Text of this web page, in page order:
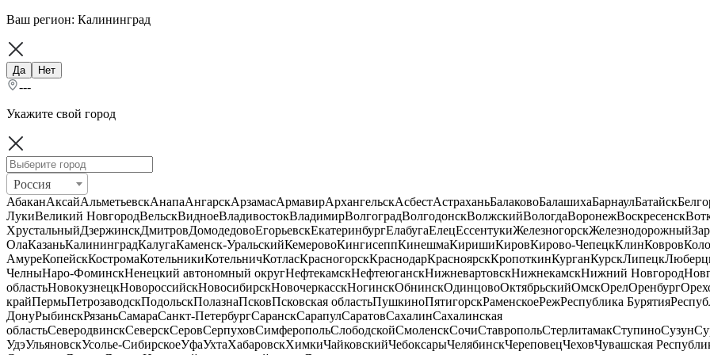
Ваш регион: Калининград
Да Нет
---
Укажите свой город
Россия
АбаканАксайАльметьевскАнапаАнгарскАрзамасАрмавирАрхангельскАсбестАстраханьБалаковоБалашихаБарнаулБатайск
ЛукиВеликий НовгородВельскВидноеВладивостокВладимирВолгоградВолгодонскВолжскийВологдаВоронежВоскресенск
ХрустальныйДзержинскДмитровДомодедовоЕгорьевскЕкатеринбургЕлабугаЕлецЕссентукиЖелезногорскЖелезнодорожный
ОлаКазаньКалининградКалугаКаменск-УральскийКемеровоКингисеппКинешмаКиришиКировКирово-ЧепецкКлинКовров
АмуреКопейскКостромаКотельникиКотельничКотласКрасногорскКраснодарКрасноярскКропоткинКурганКурскЛипецк
ЧелныНаро-ФоминскНенецкий автономный округНефтекамскНефтеюганскНижневартовскНижнекамскНижний Новгород
областьНовокузнецкНовороссийскНовосибирскНовочеркасскНогинскОбнинскОдинцовоОктябрьскийОмскОрелОренбург
крайПермьПетрозаводскПодольскПолазнаПсковПсковская областьПушкиноПятигорскРаменскоеРежРеспублика Бурятия
ДонуРыбинскРязаньСамараСанкт-ПетербургСаранскСарапулСаратовСахалинСахалинская
областьСеверодвинскСеверскСеровСерпуховСимферопольСлободскойСмоленскСочиСтавропольСтерлитамакСтупиноСузун
УдэУльяновскУсолье-СибирскоеУфаУхтаХабаровскХимкиЧайковскийЧебоксарыЧелябинскЧереповецЧеховЧувашская